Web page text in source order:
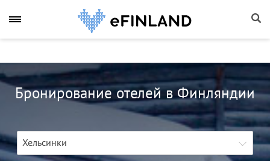
Бронирование отелей в Финляндии
Хельсинки